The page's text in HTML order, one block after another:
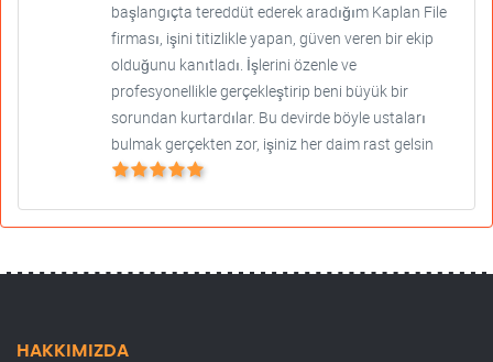
başlangıçta tereddüt ederek aradığım Kaplan File
firması, işini titizlikle yapan, güven veren bir ekip
olduğunu kanıtladı. İşlerini özenle ve
profesyonellikle gerçekleştirip beni büyük bir
sorundan kurtardılar. Bu devirde böyle ustaları
bulmak gerçekten zor, işiniz her daim rast gelsin
HAKKIMIZDA